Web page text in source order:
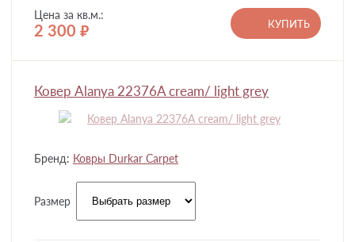
Цена за кв.м.:
2 300 руб.
КУПИТЬ
Ковер Alanya 22376A cream/ light grey
Бренд: Ковры Durkar Carpet
Размер